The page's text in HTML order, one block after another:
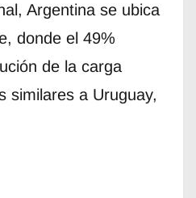
Argentina se ubica
donde el 49%
de la carga
similares a Uruguay,